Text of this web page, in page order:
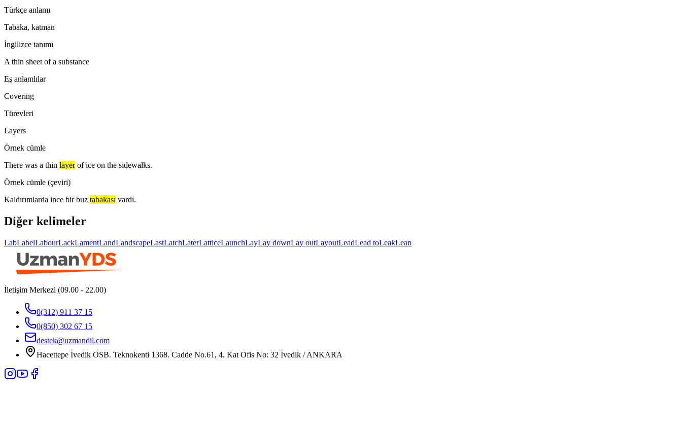
Türkçe anlamı
Tabaka, katman
İngilizce tanımı
A thin sheet of a substance
Eş anlamlılar
Covering
Türevleri
Layers
Örnek cümle
There was a thin layer of ice on the sidewalks.
Örnek cümle (çeviri)
Kaldırımlarda ince bir buz tabakası vardı.
Diğer kelimeler
LabLabelLabourLackLamentLandLandscapeLastLatchLaterLatticeLaunchLayLay downLay outLayoutLeadLead toLeakLean
İletişim Merkezi (09.00 - 22.00)
0(312) 911 37 15
0(850) 302 67 15
destek@uzmandil.com
Hacettepe İvedik OSB. Teknokenti 1368. Cadde No.61, 4. Kat Ofis No: 32 İvedik / ANKARA